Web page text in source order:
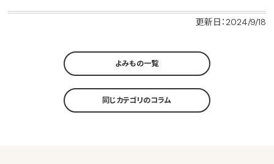
更新日：2024/9/18
よみもの一覧
同じカテゴリのコラム